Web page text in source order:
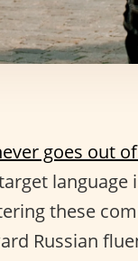
goes out
these
Russian